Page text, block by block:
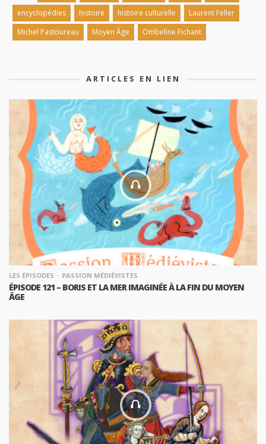
encyclopédies
histoire histoire culturelle
Laurent Feller
Michel Pastoureau
Moyen Âge Ombeline Fichant
ARTICLES EN LIEN
LES ÉPISODES PASSION MÉDIÉVISTES
ÉPISODE 121 – BORIS ET LA MER IMAGINÉE À LA FIN DU MOYEN
ÂGE